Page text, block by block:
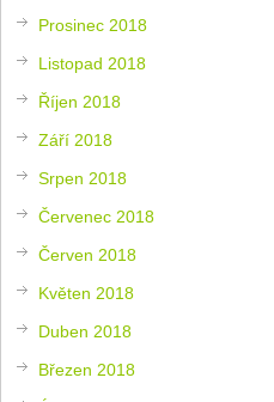
Prosinec 2018
Listopad 2018
Říjen 2018
Září 2018
Srpen 2018
Červenec 2018
Červen 2018
Květen 2018
Duben 2018
Březen 2018